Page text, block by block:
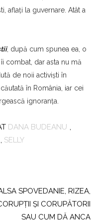
aflaţi la guvernare. Atât a
, după cum spunea ea, o
combat, dar asta nu mă
de noii activişti în
în România, iar cei
ignoranţa.
DANA BUDEANU ,
, SELLY
SPOVEDANIE, RIZEA,
ŞI CORUPĂTORII
SAU CUM DĂ ANCA